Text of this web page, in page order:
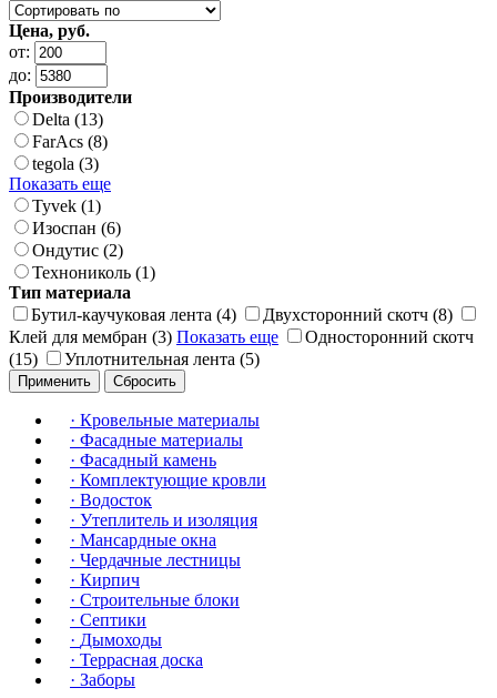
Цена, руб.
от:
до:
Производители
Delta (13)
FarAcs (8)
tegola (3)
Показать еще
Tyvek (1)
Изоспан (6)
Ондутис (2)
Технониколь (1)
Тип материала
Бутил-каучуковая лента (4)
Двухсторонний скотч (8)
Клей для мембран (3) Показать еще
Односторонний скотч
(15)
Уплотнительная лента (5)
Применить Сбросить
· Кровельные материалы
· Фасадные материалы
· Фасадный камень
· Комплектующие кровли
· Водосток
· Утеплитель и изоляция
· Мансардные окна
· Чердачные лестницы
· Кирпич
· Строительные блоки
· Септики
· Дымоходы
· Террасная доска
· Заборы